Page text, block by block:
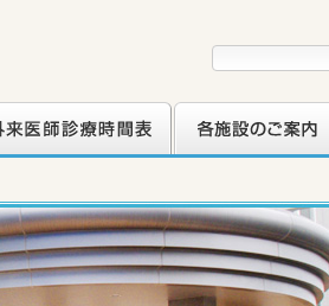
師診療時間表 各施設のご案内